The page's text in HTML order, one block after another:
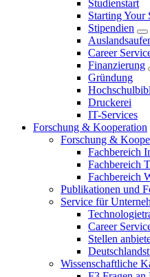
Studienstart
Starting Your
Stipendien
Career
Finanzierung
Gründung
Druckerei
IT-Services
Forschung & Kooperation
Forschung &
Fachbereich
Fachbereich
Fachbereich
Publikationen und
Service für
Career
Stellen
Wissenschaftliche